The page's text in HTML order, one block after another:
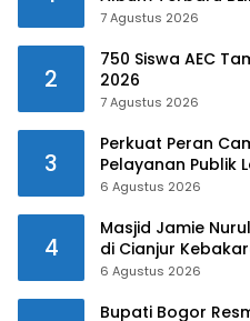
7 Agustus 2026
2
750 Siswa AEC
2026
7 Agustus 2026
3
Perkuat Peran
Pelayanan Publik
6 Agustus 2026
4
Masjid Jamie
di Cianjur
6 Agustus 2026
Bupati Bogor